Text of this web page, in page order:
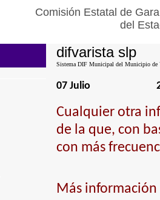
Comisión Estatal de
del
difvarista slp
Sistema DIF Municipal del Municipio de
07 Julio
Cualquier otra
de la que, con
con más
Más